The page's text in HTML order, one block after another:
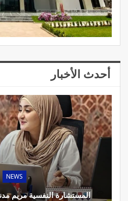
أحدث الأخبار
NEWS
المستشارة النفسية مريم